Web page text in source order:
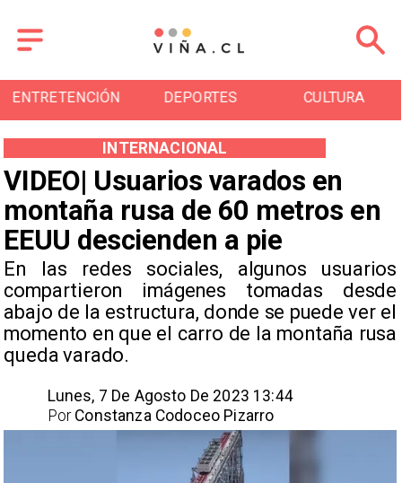
DEPORTES CULTURA TURISMO
VIDEO| Usuarios varados en
montaña rusa de 60 metros en
EEUU descienden a pie
En las redes sociales, algunos usuarios
compartieron imágenes tomadas desde
abajo de la estructura, donde se puede ver el
momento en que el carro de la montaña rusa
queda varado.
INTERNACIONAL
Lunes, 7 De Agosto De 2023 13:44
Constanza Codoceo Pizarro
Por